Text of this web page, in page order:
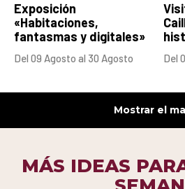
Exposición
«Habitaciones,
fantasmas y digitales»
Del 09 Agosto al 30 Agosto Del
Mostrar el
MÁS IDEAS